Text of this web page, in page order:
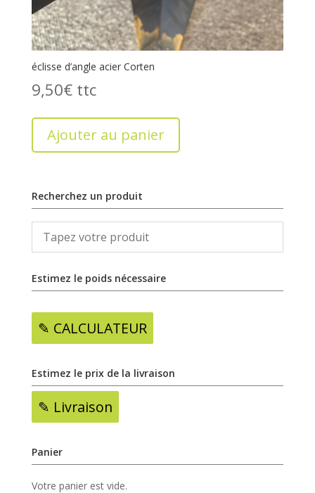
éclisse d’angle acier Corten
9,50€
Ajouter au panier
Recherchez un produit
Estimez le poids nécessaire
✎ CALCULATEUR
Estimez le prix de la livraison
✎ Livraison
Panier
Votre panier est vide.